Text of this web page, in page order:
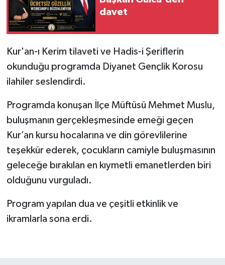
davet
Kur'an-ı Kerim tilaveti ve Hadis-i Şeriflerin
okunduğu programda Diyanet Gençlik Korosu
ilahiler seslendirdi.
Programda konuşan İlçe Müftüsü Mehmet Muslu,
buluşmanın gerçekleşmesinde emeği geçen
Kur’an kursu hocalarına ve din görevlilerine
teşekkür ederek, çocukların camiyle buluşmasının
geleceğe bırakılan en kıymetli emanetlerden biri
olduğunu vurguladı.
Program yapılan dua ve çeşitli etkinlik ve
ikramlarla sona erdi.